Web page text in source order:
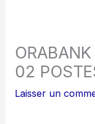
02
Laisser un